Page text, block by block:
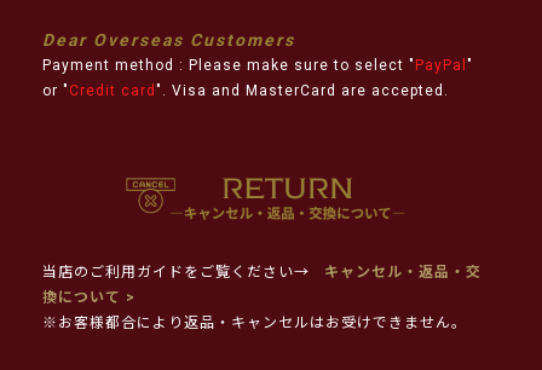
Dear Overseas Customers
Payment method : Please make sure to select " PayPal "
or " Credit card ". Visa and MasterCard are accepted.
当店のご利用ガイドをご覧ください→
キャンセル・返品・交
換について >
※お客様都合により返品・キャンセルはお受けできません。